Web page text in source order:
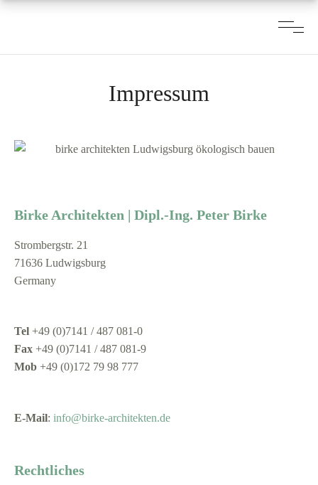
Impressum
Birke Architekten | Dipl.-Ing. Peter Birke
Strombergstr. 21
71636 Ludwigsburg
Germany
Tel +49 (0)7141 / 487 081-0
Fax +49 (0)7141 / 487 081-9
Mob +49 (0)172 79 98 777
E-Mail: info@birke-architekten.de
Rechtliches